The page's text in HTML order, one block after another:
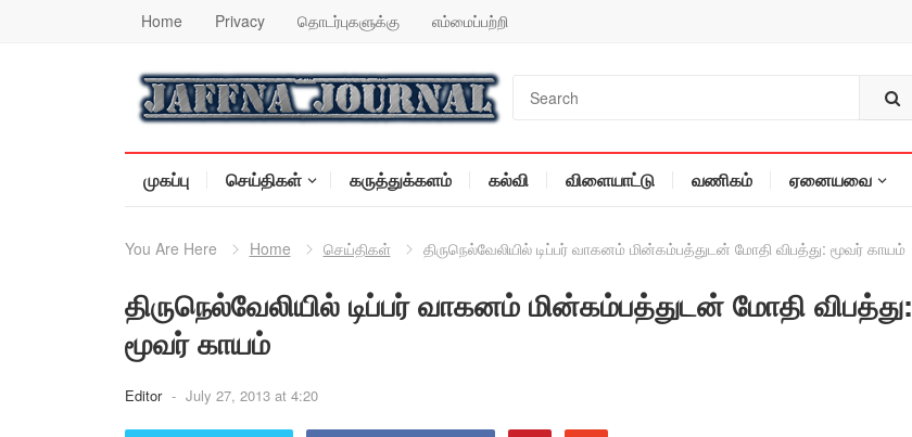
Home Privacy தொடர்புகளுக்கு எம்மைப்பற்றி
முகப்பு செய்திகள் கருத்துக்களம் கல்வி விளையாட்டு வணிகம் ஏனையவை
You Are Here Home செய்திகள் திருநெல்வேலியில் டிப்பர் வாகனம் மின்கம்பத்துடன் மோதி விபத்து: மூவர் காயம்
திருநெல்வேலியில் டிப்பர் வாகனம் மின்கம்பத்துடன் மோதி விபத்து:
மூவர் காயம்
Editor - July 27, 2013 at 4:20